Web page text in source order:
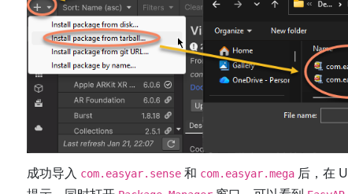
成功导入 com.easyar.sense和 com.easyar.mega后，在